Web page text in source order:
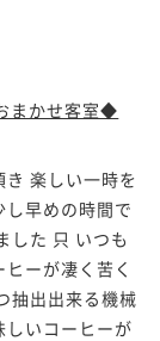
まかせ客室◆
楽しい一時を
早めの時間で
した 只 いつも
ーが凄く苦く
抽出出来る機械
いコーヒーが